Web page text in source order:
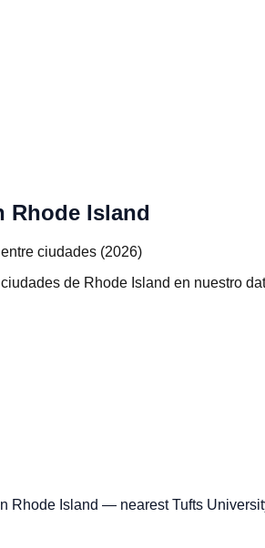
Rhode Island
ciudades (2026)
de Rhode Island en nuestro
Rhode Island — nearest Tufts